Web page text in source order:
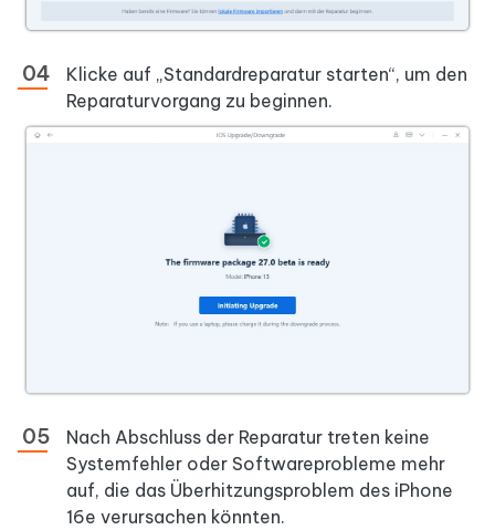
Klicke auf „Standardreparatur starten“, um den
Reparaturvorgang zu beginnen.
Nach Abschluss der Reparatur treten keine
Systemfehler oder Softwareprobleme mehr
auf, die das Überhitzungsproblem des iPhone
16e verursachen könnten.